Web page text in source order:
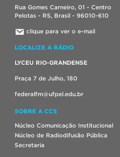
Rua Gomes Carneiro, 01 - Centro
Pelotas - RS, Brasil - 96010-610
clique para ver o e-mail
LOCALIZE A RÁDIO
LYCEU RIO-GRANDENSE
Praça 7 de Julho, 180
federalfm@ufpel.edu.br
SOBRE A CCS
Núcleo Comunicação Institucional
Núcleo de Radiodifusão Pública
Secretaria